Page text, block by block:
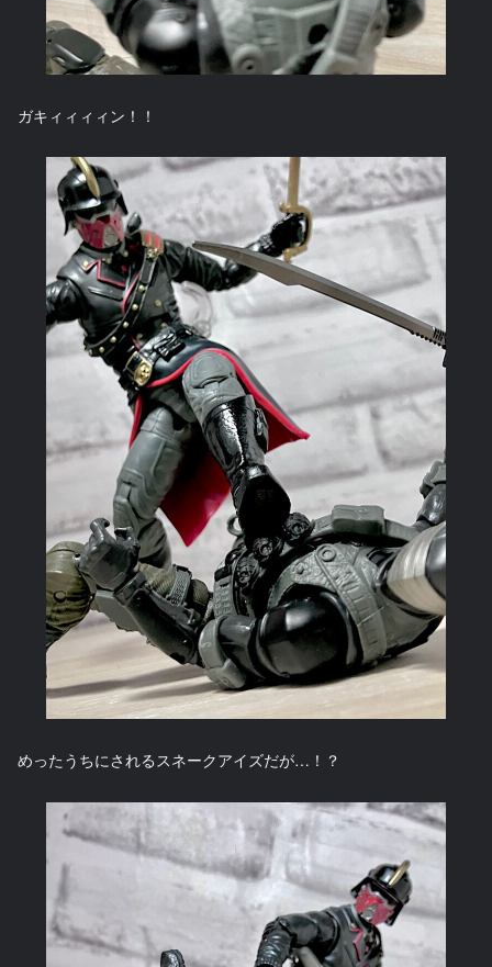
ガキィィィィン！！
めったうちにされるスネークアイズだが…！？